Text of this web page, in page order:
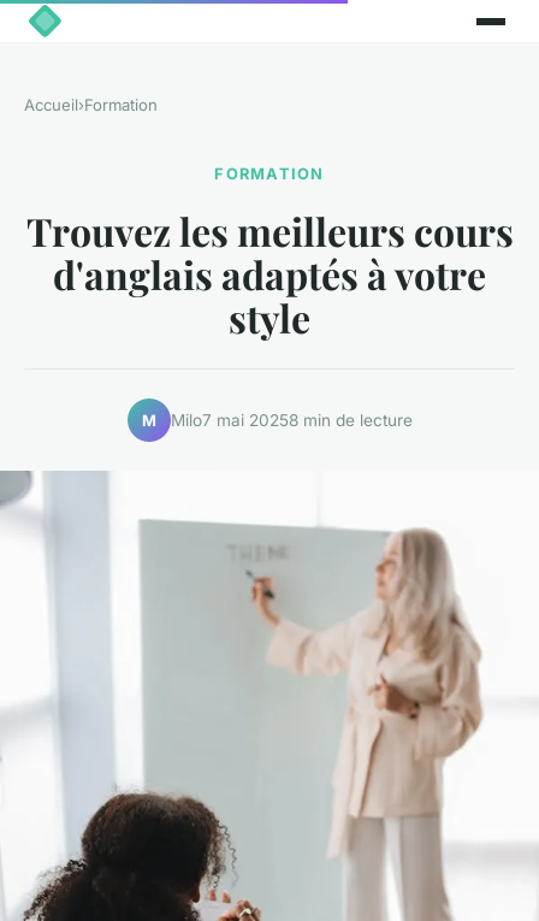
Accueil›Formation
FORMATION
Trouvez les meilleurs cours
d'anglais adaptés à votre
style
M Milo7 mai 20258 min de lecture